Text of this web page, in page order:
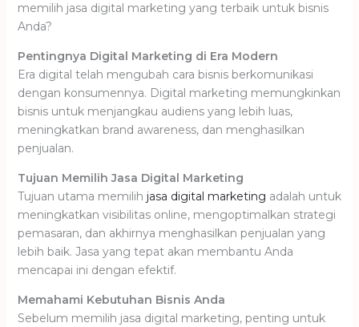
memilih jasa digital marketing yang terbaik untuk bisnis
Anda?
Pentingnya Digital Marketing di Era Modern
Era digital telah mengubah cara bisnis berkomunikasi
dengan konsumennya. Digital marketing memungkinkan
bisnis untuk menjangkau audiens yang lebih luas,
meningkatkan brand awareness, dan menghasilkan
penjualan.
Tujuan Memilih Jasa Digital Marketing
Tujuan utama memilih jasa digital marketing adalah untuk
meningkatkan visibilitas online, mengoptimalkan strategi
pemasaran, dan akhirnya menghasilkan penjualan yang
lebih baik. Jasa yang tepat akan membantu Anda
mencapai ini dengan efektif.
Memahami Kebutuhan Bisnis Anda
Sebelum memilih jasa digital marketing, penting untuk